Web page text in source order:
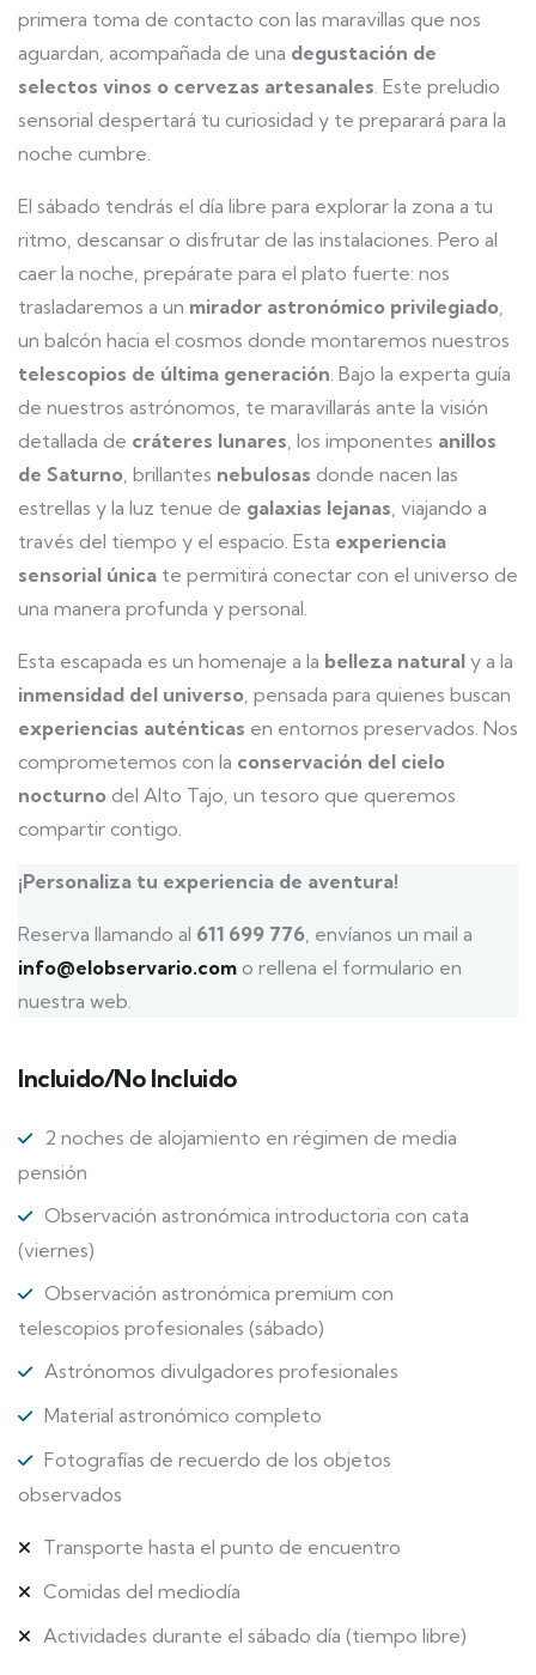
primera toma de contacto con las maravillas que nos
aguardan, acompañada de una degustación de
selectos vinos o cervezas artesanales. Este preludio
sensorial despertará tu curiosidad y te preparará para la
noche cumbre.
El sábado tendrás el día libre para explorar la zona a tu
ritmo, descansar o disfrutar de las instalaciones. Pero al
caer la noche, prepárate para el plato fuerte: nos
trasladaremos a un mirador astronómico privilegiado,
un balcón hacia el cosmos donde montaremos nuestros
telescopios de última generación. Bajo la experta guía
de nuestros astrónomos, te maravillarás ante la visión
detallada de cráteres lunares, los imponentes anillos
de Saturno, brillantes nebulosas donde nacen las
estrellas y la luz tenue de galaxias lejanas, viajando a
través del tiempo y el espacio. Esta experiencia
sensorial única te permitirá conectar con el universo de
una manera profunda y personal.
Esta escapada es un homenaje a la belleza natural y a la
inmensidad del universo, pensada para quienes buscan
experiencias auténticas en entornos preservados. Nos
comprometemos con la conservación del cielo
nocturno del Alto Tajo, un tesoro que queremos
compartir contigo.
¡Personaliza tu experiencia de aventura!
Reserva llamando al 611 699 776, envíanos un mail a
info@elobservario.com o rellena el formulario en
nuestra web.
Incluido/No Incluido
2 noches de alojamiento en régimen de media
pensión
Observación astronómica introductoria con cata
(viernes)
Observación astronómica premium con
telescopios profesionales (sábado)
Astrónomos divulgadores profesionales
Material astronómico completo
Fotografías de recuerdo de los objetos
observados
Transporte hasta el punto de encuentro
Comidas del mediodía
Actividades durante el sábado día (tiempo libre)